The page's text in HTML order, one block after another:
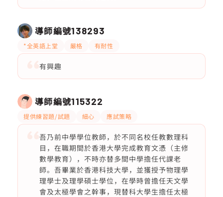
導師編號138293
*全英語上堂 嚴格 有耐性
有興趣
導師編號115322
提供練習題/試題 細心 應試策略
吾乃前中學學位教師，於不同名校任教數理科
目，在職期間於香港大學完成教育文憑（主修
數學教育），不時亦替多間中學擔任代課老
師。吾畢業於香港科技大學，並獲授予物理學
理學士及理學碩士學位，在學時曾擔任天文學
會及太極學會之幹事，現替科大學生擔任太極